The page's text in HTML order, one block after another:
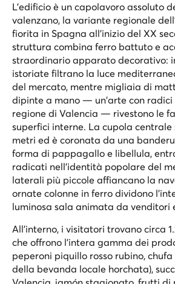
L'edificio è un capolavoro assoluto
valenzano, la variante regionale
fiorita in Spagna all'inizio del XX
struttura combina ferro battuto e
straordinario apparato decorativo:
istoriate filtrano la luce
del mercato, mentre migliaia di
dipinte a mano — un'arte con radici
regione di Valencia — rivestono le
superfici interne. La cupola centrale
metri ed è coronata da una
forma di pappagallo e libellula,
radicati nell'identità popolare del
laterali più piccole affiancano la
ornate colonne in ferro dividono
luminosa sala animata da venditori
All'interno, i visitatori trovano circa
che offrono l'intera gamma dei
peperoni piquillo rosso rubino,
della bevanda locale horchata),